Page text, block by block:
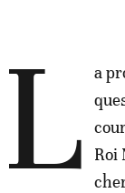
L
a
Roi